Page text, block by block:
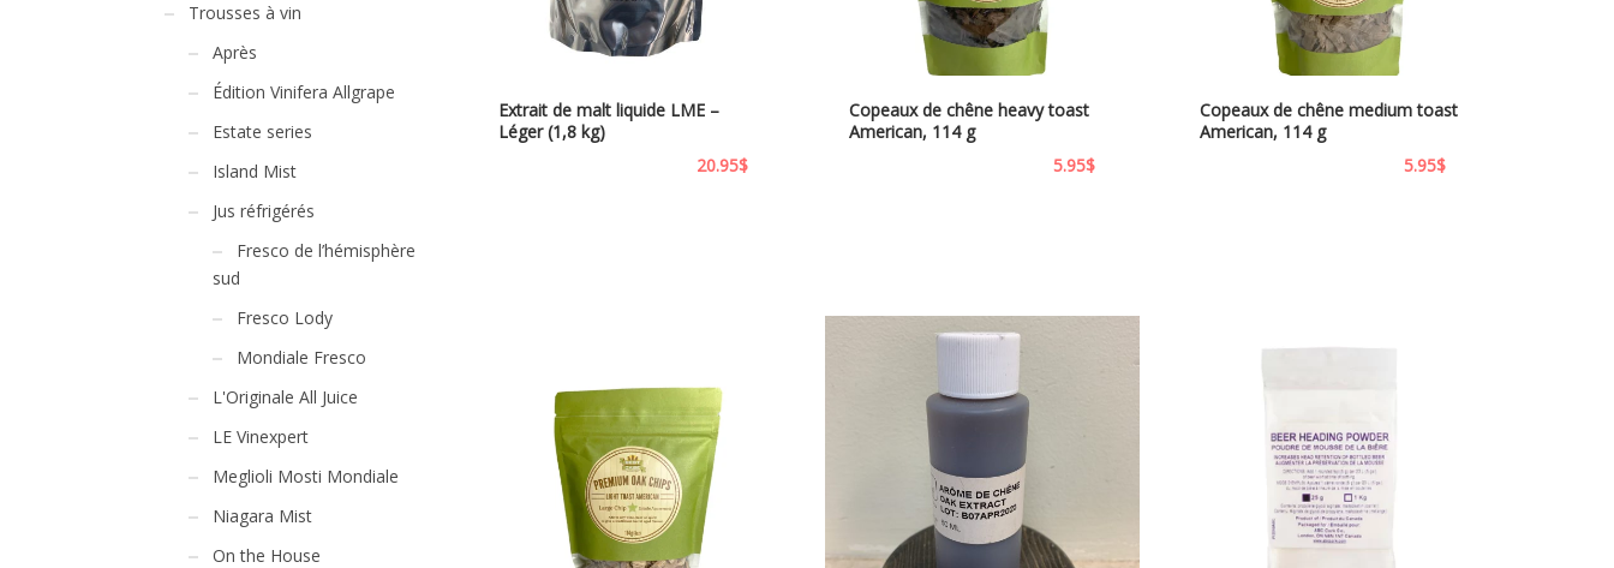
Extrait de malt liquide LME –
Léger (1,8 kg)
20.95$
Copeaux de chêne heavy toast
American, 114 g
5.95$
Copeaux de chêne medium toast
American, 114 g
5.95$
Trousses à vin
Après
Édition Vinifera Allgrape
Estate series
Island Mist
Jus réfrigérés
Fresco de l’hémisphère
sud
Fresco Lody
Mondiale Fresco
L'Originale All Juice
LE Vinexpert
Meglioli Mosti Mondiale
Niagara Mist
On the House